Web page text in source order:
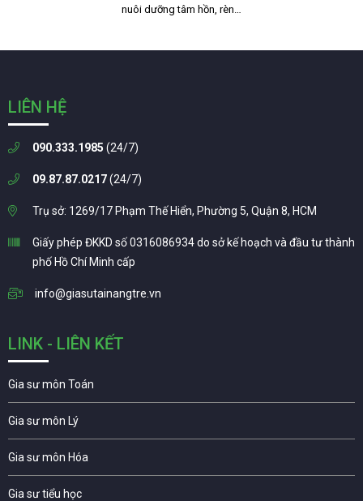
nuôi dưỡng tâm hồn, rèn…
LIÊN HỆ
090.333.1985 (24/7)
09.87.87.0217(24/7)
Trụ sở: 1269/17 Phạm Thế Hiển, Phường 5, Quận 8, HCM
Giấy phép ĐKKD số 0316086934 do sở kế hoạch và đầu tư thành
phố Hồ Chí Minh cấp
info@giasutainangtre.vn
LINK - LIÊN KẾT
Gia sư môn Toán
Gia sư môn Lý
Gia sư môn Hóa
Gia sư tiểu học